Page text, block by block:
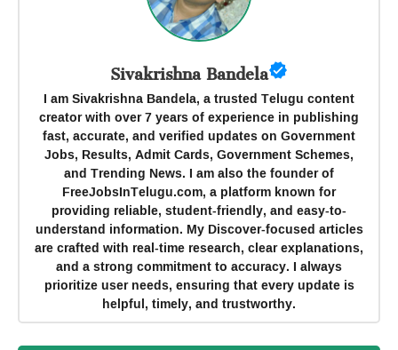
Sivakrishna Bandela
I am Sivakrishna Bandela, a trusted Telugu content
creator with over 7 years of experience in publishing
fast, accurate, and verified updates on Government
Jobs, Results, Admit Cards, Government Schemes,
and Trending News. I am also the founder of
FreeJobsInTelugu.com, a platform known for
providing reliable, student-friendly, and easy-to-
understand information. My Discover-focused articles
are crafted with real-time research, clear explanations,
and a strong commitment to accuracy. I always
prioritize user needs, ensuring that every update is
helpful, timely, and trustworthy.